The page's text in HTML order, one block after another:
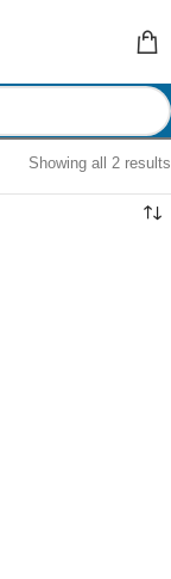
Showing all 2 results